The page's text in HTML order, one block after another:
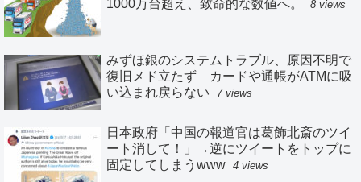
1000万台超え、致命的な数値へ。
8 views
みずほ銀のシステムトラブル、原因不明で
復旧メド立たず カードや通帳がATMに吸
い込まれ戻らない
7 views
日本政府「中国の報道官は葛飾北斎のツイ
ート消して！」→逆にツイートをトップに
固定してしまうwww 4 views